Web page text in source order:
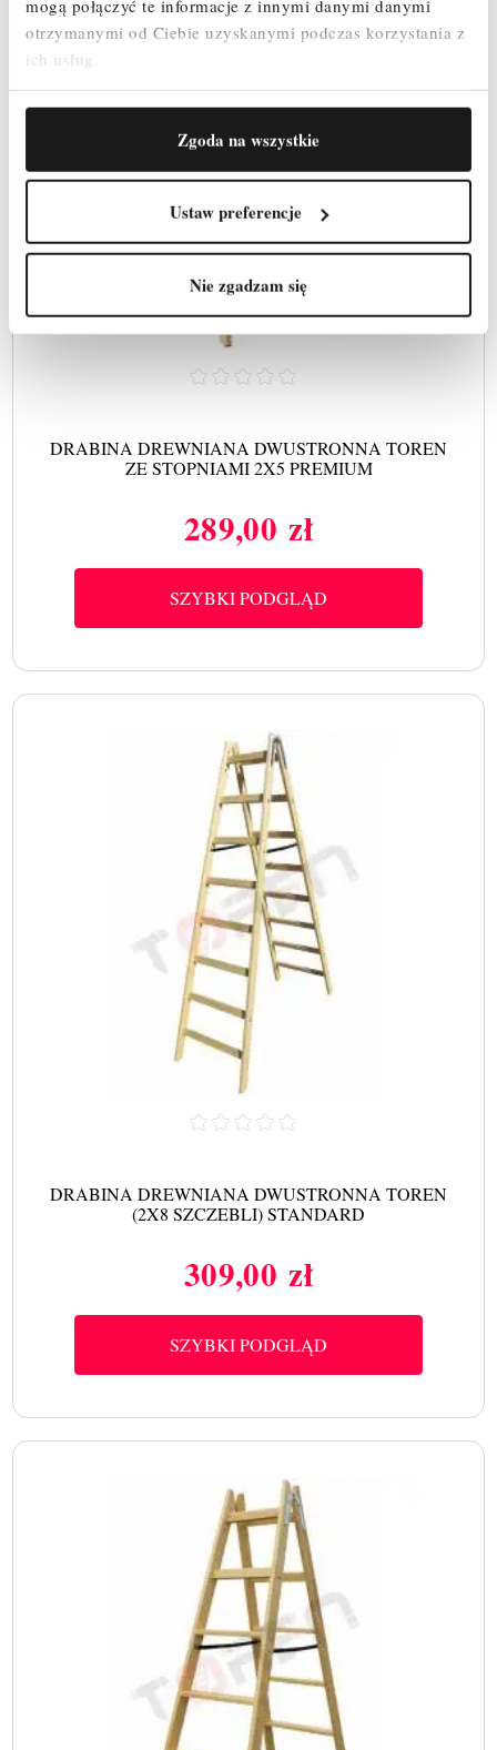
mogą połączyć te informacje z innymi danymi danymi
otrzymanymi od Ciebie uzyskanymi podczas korzystania z
ich usług.
Zgoda na wszystkie
Ustaw preferencje
Nie zgadzam się
DRABINA DREWNIANA DWUSTRONNA TOREN
ZE STOPNIAMI 2X5 PREMIUM
Cena
289,00 zł
SZYBKI PODGLĄD
DRABINA DREWNIANA DWUSTRONNA TOREN
(2X8 SZCZEBLI) STANDARD
Cena
309,00 zł
SZYBKI PODGLĄD